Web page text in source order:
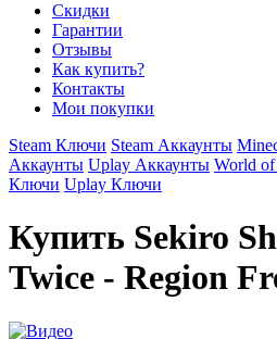
Скидки
Гарантии
Отзывы
Как купить?
Контакты
Мои покупки
Steam Ключи Steam Аккаунты
Аккаунты Uplay Аккаунты World of
Ключи Uplay Ключи
Купить Sekiro
Twice - Region